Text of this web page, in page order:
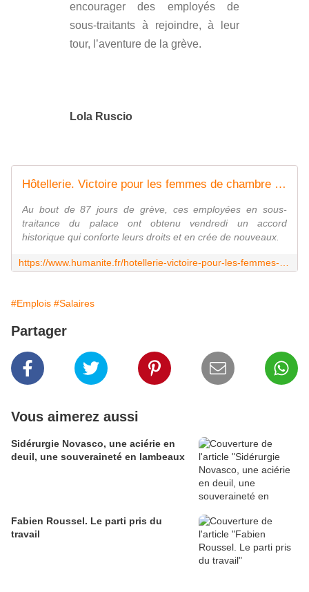
encourager des employés de
sous-traitants à rejoindre, à leur
tour, l’aventure de la grève.
Lola Ruscio
Hôtellerie. Victoire pour les femmes de chambre du Hyatt Paris Vendôme
Au bout de 87 jours de grève, ces employées en sous-
traitance du palace ont obtenu vendredi un accord
historique qui conforte leurs droits et en crée de nouveaux.
#Emplois #Salaires
Partager
Vous aimerez aussi
Sidérurgie Novasco, une aciérie en
deuil, une souveraineté en lambeaux
Fabien Roussel. Le parti pris du
travail